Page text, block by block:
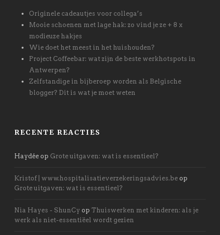
Originele cadeautjes voor collega’s
Mooie schoenen met lage hak: zo vind je ze + 8 x
modieuze hakjes
Wie doet het meest in het huishouden?
Project Coffeebar: wat zijn de beste werkhotspots in
Antwerpen?
Zelfstandige in bijberoep worden als Belgische
blogger? Dit is wat je moet weten
RECENTE REACTIES
Haydée op Grote uitgaven: wat is essentieel?
Kristof | www.hospitalisatieverzekeringsadvies.be op
Grote uitgaven: wat is essentieel?
Nia Hayes - ShunCy op Thuiswerken met kinderen: als je
werk als niet-essentiëel wordt gezien